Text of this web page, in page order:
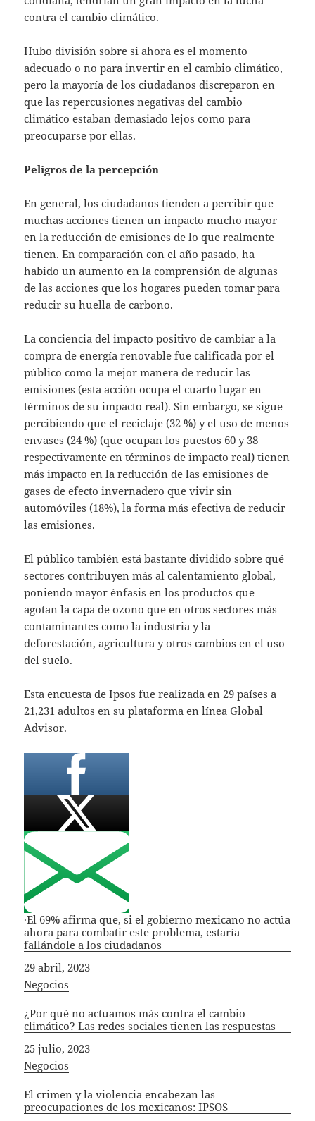
contra el cambio climático.
Hubo división sobre si ahora es el momento
adecuado o no para invertir en el cambio climático,
pero la mayoría de los ciudadanos discreparon en
que las repercusiones negativas del cambio
climático estaban demasiado lejos como para
preocuparse por ellas.
Peligros de la percepción
En general, los ciudadanos tienden a percibir que
muchas acciones tienen un impacto mucho mayor
en la reducción de emisiones de lo que realmente
tienen. En comparación con el año pasado, ha
habido un aumento en la comprensión de algunas
de las acciones que los hogares pueden tomar para
reducir su huella de carbono.
La conciencia del impacto positivo de cambiar a la
compra de energía renovable fue calificada por el
público como la mejor manera de reducir las
emisiones (esta acción ocupa el cuarto lugar en
términos de su impacto real). Sin embargo, se sigue
percibiendo que el reciclaje (32 %) y el uso de menos
envases (24 %) (que ocupan los puestos 60 y 38
respectivamente en términos de impacto real) tienen
más impacto en la reducción de las emisiones de
gases de efecto invernadero que vivir sin
automóviles (18%), la forma más efectiva de reducir
las emisiones.
El público también está bastante dividido sobre qué
sectores contribuyen más al calentamiento global,
poniendo mayor énfasis en los productos que
agotan la capa de ozono que en otros sectores más
contaminantes como la industria y la
deforestación, agricultura y otros cambios en el uso
del suelo.
Esta encuesta de Ipsos fue realizada en 29 países a
21,231 adultos en su plataforma en línea Global
Advisor.
·El 69% afirma que, si el gobierno mexicano no actúa
ahora para combatir este problema, estaría
fallándole a los ciudadanos
Fecha
29 abril, 2023
In relation to
Negocios
¿Por qué no actuamos más contra el cambio
climático? Las redes sociales tienen las respuestas
Fecha
25 julio, 2023
In relation to
Negocios
El crimen y la violencia encabezan las
preocupaciones de los mexicanos: IPSOS